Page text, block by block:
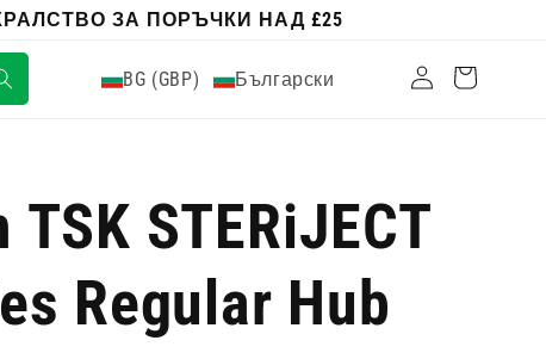
ЗА ПОРЪЧКИ НАД £25
BG (GBP) Български ВлизамКоличка
STERiJECT
Regular Hub